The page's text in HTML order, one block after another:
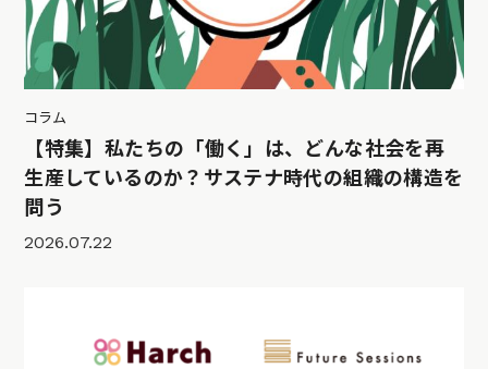
コラム
【特集】私たちの「働く」は、どんな社会を再
生産しているのか？サステナ時代の組織の構造を
問う
2026.07.22